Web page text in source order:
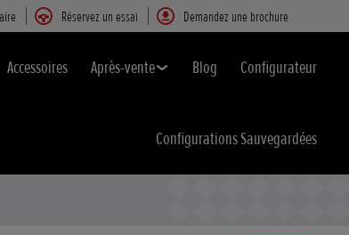
Réservez un essai Demandez une brochure
Accessoires Après-vente Blog Configurateur
Configurations Sauvegardées